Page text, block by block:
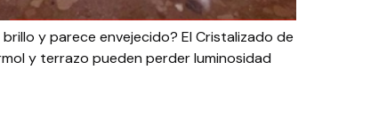
y parece envejecido? El Cristalizado de
y terrazo pueden perder luminosidad